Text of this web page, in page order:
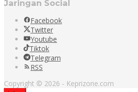
Jaringan Social
Facebook
Twitter
Youtube
Tiktok
Telegram
RSS
Copyright © 2026 - Keprizone.com